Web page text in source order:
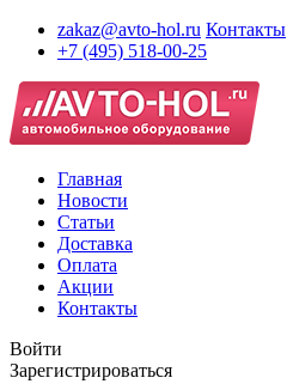
zakaz@avto-hol.ru Контакты
+7 (495) 518-00-25
Главная
Новости
Статьи
Доставка
Оплата
Акции
Контакты
Войти
Зарегистрироваться